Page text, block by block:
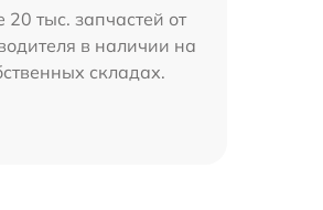
20 тыс. запчастей от
в наличии на
складах.